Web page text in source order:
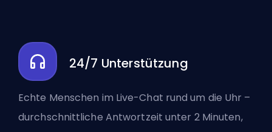
24/7 Unterstützung
Echte Menschen im Live-Chat rund um die Uhr –
durchschnittliche Antwortzeit unter 2 Minuten,